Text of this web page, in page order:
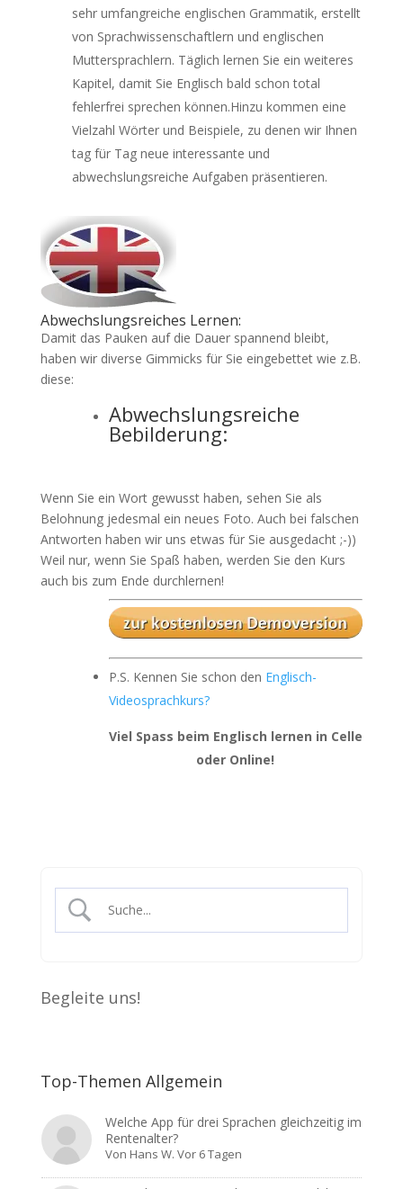
sehr umfangreiche englischen Grammatik, erstellt
von Sprachwissenschaftlern und englischen
Muttersprachlern. Täglich lernen Sie ein weiteres
Kapitel, damit Sie Englisch bald schon total
fehlerfrei sprechen können.Hinzu kommen eine
Vielzahl Wörter und Beispiele, zu denen wir Ihnen
tag für Tag neue interessante und
abwechslungsreiche Aufgaben präsentieren.
Abwechslungsreiches Lernen:
Damit das Pauken auf die Dauer spannend bleibt,
haben wir diverse Gimmicks für Sie eingebettet wie z.B.
diese:
Abwechslungsreiche
Bebilderung:
Wenn Sie ein Wort gewusst haben, sehen Sie als
Belohnung jedesmal ein neues Foto. Auch bei falschen
Antworten haben wir uns etwas für Sie ausgedacht ;-))
Weil nur, wenn Sie Spaß haben, werden Sie den Kurs
auch bis zum Ende durchlernen!
P.S. Kennen Sie schon den Englisch-
Videosprachkurs?
Viel Spass beim Englisch lernen in Celle
oder Online!
Begleite uns!
Top-Themen Allgemein
Welche App für drei Sprachen gleichzeitig im
Rentenalter?
Von Hans W. Vor 6 Tagen